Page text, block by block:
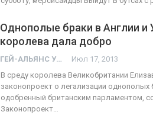
Однополые браки в Англии и
королева дала добро
ГЕЙ-АЛЬЯНС УКРАИНА Июл 17, 2013
В среду королева Великобритании
законопроект о легализации однополых
одобренный британским парламентом,
Законопроект…